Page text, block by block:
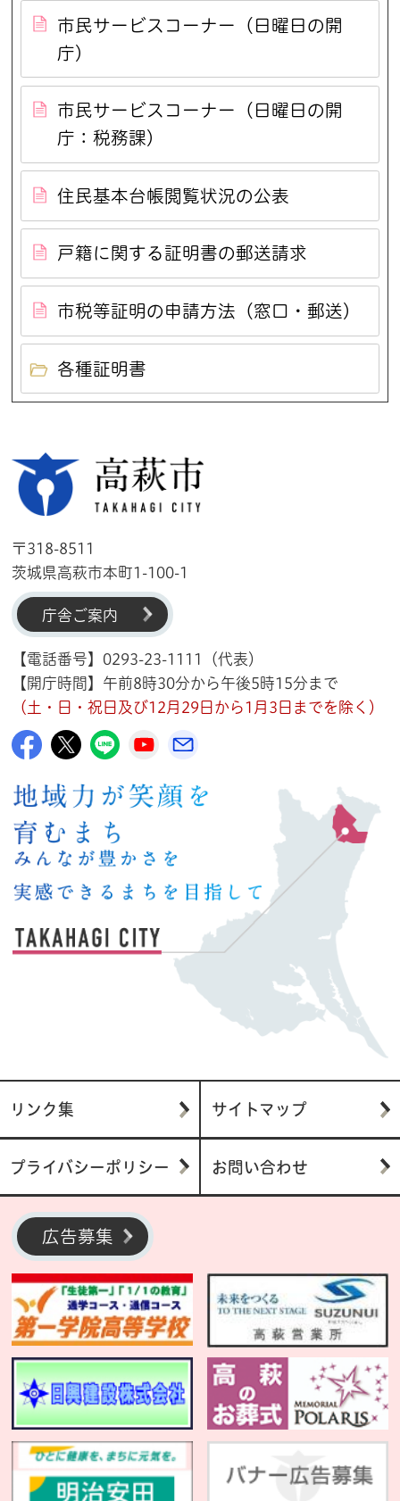
市民サービスコーナー（日曜日の開
庁）
市民サービスコーナー（日曜日の開
庁：税務課）
住民基本台帳閲覧状況の公表
戸籍に関する証明書の郵送請求
市税等証明の申請方法（窓口・郵送）
各種証明書
〒318-8511
茨城県高萩市本町1-100-1
庁舎ご案内
【電話番号】0293-23-1111（代表）
【開庁時間】午前8時30分から午後5時15分まで
（土・日・祝日及び12月29日から1月3日までを除く）
高萩市公式Facebook
高萩市公式X
高萩市公式LINE
高萩市YouTube公式チャンネル
リンク集 サイトマップ
プライバシーポリシー お問い合わせ
広告募集